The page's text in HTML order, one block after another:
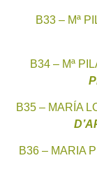
B33 – Mª
B34 – Mª
B35 – MARÍA
B36 – MARIA